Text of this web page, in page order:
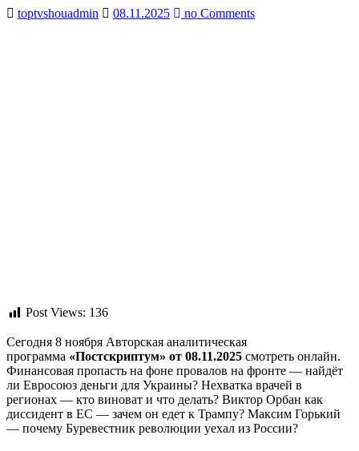
toptvshouadmin 08.11.2025 no Comments
Post Views: 136
Сегодня 8 ноября Авторская аналитическая
программа «Постскриптум» от 08.11.2025 смотреть онлайн.
Финансовая пропасть на фоне провалов на фронте — найдёт
ли Евросоюз деньги для Украины? Нехватка врачей в
регионах — кто виноват и что делать? Виктор Орбан как
диссидент в ЕС — зачем он едет к Трампу? Максим Горький
— почему Буревестник революции уехал из России?